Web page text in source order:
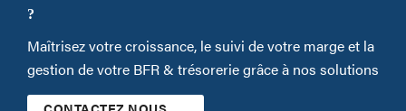
?
Maîtrisez votre croissance, le suivi de votre marge et la
gestion de votre BFR & trésorerie grâce à nos solutions